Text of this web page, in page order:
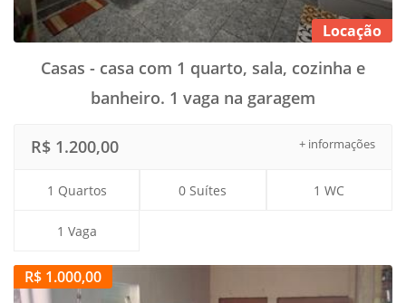
Locação
Casas - casa com 1 quarto, sala, cozinha e
banheiro. 1 vaga na garagem
+ informações
R$ 1.200,00
1 Quartos 0 Suítes 1 WC
1 Vaga
R$ 1.000,00